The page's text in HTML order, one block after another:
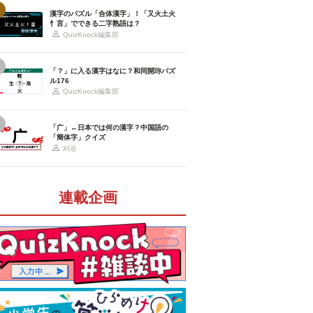
漢字のパズル「合体漢字」！「又火土火
忄言」でできる二字熟語は？
QuizKnock編集部
「？」に入る漢字はなに？和同開珎パズ
ル176
QuizKnock編集部
「广」←日本では何の漢字？中国語の
「簡体字」クイズ
刈谷
連載企画